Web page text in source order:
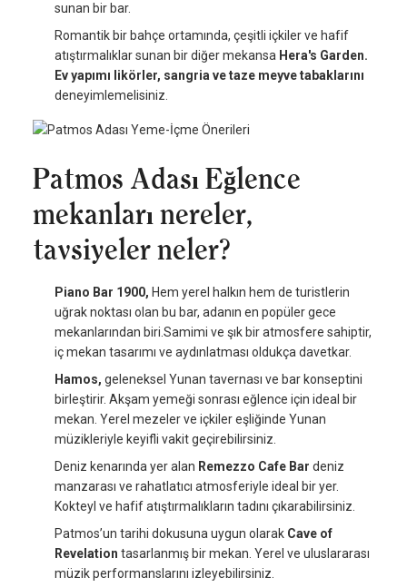
sunan bir bar.
Romantik bir bahçe ortamında, çeşitli içkiler ve hafif
atıştırmalıklar sunan bir diğer mekansa Hera's Garden.
Ev yapımı likörler, sangria ve taze meyve tabaklarını
deneyimlemelisiniz.
Patmos Adası Eğlence
mekanları nereler,
tavsiyeler neler?
Piano Bar 1900, Hem yerel halkın hem de turistlerin
uğrak noktası olan bu bar, adanın en popüler gece
mekanlarından biri.Samimi ve şık bir atmosfere sahiptir,
iç mekan tasarımı ve aydınlatması oldukça davetkar.
Hamos, geleneksel Yunan tavernası ve bar konseptini
birleştirir. Akşam yemeği sonrası eğlence için ideal bir
mekan. Yerel mezeler ve içkiler eşliğinde Yunan
müzikleriyle keyifli vakit geçirebilirsiniz.
Deniz kenarında yer alan Remezzo Cafe Bar deniz
manzarası ve rahatlatıcı atmosferiyle ideal bir yer.
Kokteyl ve hafif atıştırmalıkların tadını çıkarabilirsiniz.
Patmos’un tarihi dokusuna uygun olarak Cave of
Revelation tasarlanmış bir mekan. Yerel ve uluslararası
müzik performanslarını izleyebilirsiniz.